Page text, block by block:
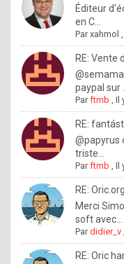
Éditeur
en C...
Parxahmol
RE: Vente
paypal sur ...
Parftmb ,Il
RE:
@papyrus
triste...
Parftmb ,Il
RE:
Merci
soft avec...
Pardidier_v
RE: Oric